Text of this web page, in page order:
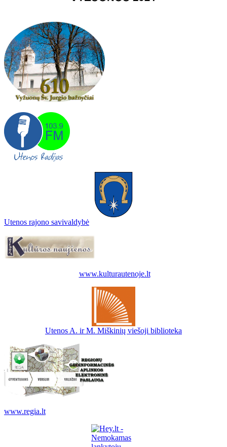
Utenos rajono savivaldybė
www.kulturautenoje.lt
Utenos A. ir M. Miškinių viešoji biblioteka
www.regia.lt